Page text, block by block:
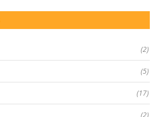
(2)
(5)
(17)
(2)